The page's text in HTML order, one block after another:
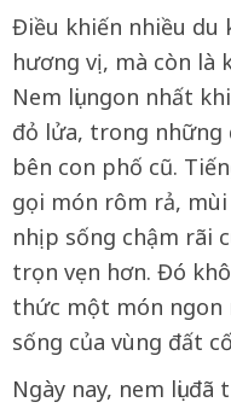
Điều khiến nhiều du
hương vị, mà còn là
Nem lụi ngon nhất
đỏ lửa, trong những
bên con phố cũ.
gọi món rôm rả,
nhịp sống chậm rãi
trọn vẹn hơn. Đó
thức một món ngon
sống của vùng đất
Ngày nay, nem lụi